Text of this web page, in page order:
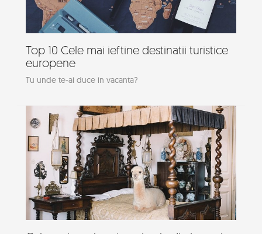
Top 10 Cele mai ieftine destinatii turistice
europene
Tu unde te-ai duce in vacanta?